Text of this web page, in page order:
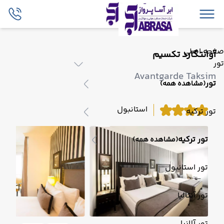
صفحه اصلی
تور
تور(مشاهده همه)
تور ترکیه
تور ترکیه(مشاهده همه)
تور استانبول
تور آنتالیا
آوانتگارد تکسیم
Avantgarde Taksim
استانبول